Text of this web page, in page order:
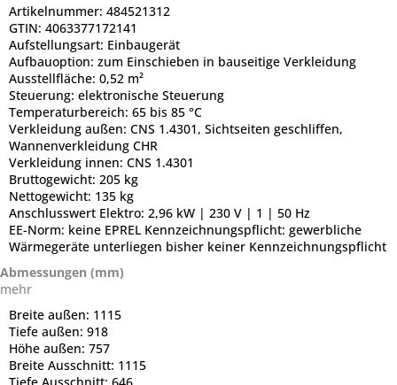
Artikelnummer: 484521312
GTIN: 4063377172141
Aufstellungsart: Einbaugerät
Aufbauoption: zum Einschieben in bauseitige Verkleidung
Ausstellfläche: 0,52 m²
Steuerung: elektronische Steuerung
Temperaturbereich: 65 bis 85 °C
Verkleidung außen: CNS 1.4301, Sichtseiten geschliffen,
Wannenverkleidung CHR
Verkleidung innen: CNS 1.4301
Bruttogewicht: 205 kg
Nettogewicht: 135 kg
Anschlusswert Elektro: 2,96 kW | 230 V | 1 | 50 Hz
EE-Norm: keine EPREL Kennzeichnungspflicht: gewerbliche
Wärmegeräte unterliegen bisher keiner Kennzeichnungspflicht
Abmessungen (mm)
mehr
Breite außen: 1115
Tiefe außen: 918
Höhe außen: 757
Breite Ausschnitt: 1115